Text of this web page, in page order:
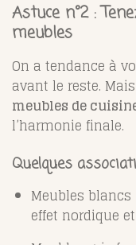
Astuce n°2 :
meubles
On a tendance à
avant le reste.
meubles de
l’harmonie finale.
Quelques
Meubles
effet nordique